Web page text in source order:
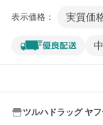
表示価格： 実質価
ツルハドラッグ ヤ